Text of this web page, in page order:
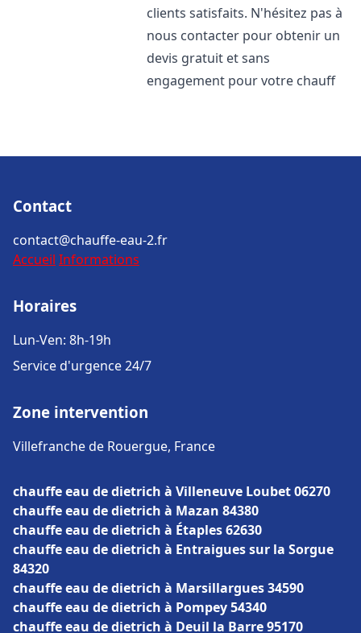
clients satisfaits. N'hésitez pas à
nous contacter pour obtenir un
devis gratuit et sans
engagement pour votre chauff
Contact
contact@chauffe-eau-2.fr
Accueil Informations
Horaires
Lun-Ven: 8h-19h
Service d'urgence 24/7
Zone intervention
Villefranche de Rouergue, France
chauffe eau de dietrich à Villeneuve Loubet 06270
chauffe eau de dietrich à Mazan 84380
chauffe eau de dietrich à Étaples 62630
chauffe eau de dietrich à Entraigues sur la Sorgue
84320
chauffe eau de dietrich à Marsillargues 34590
chauffe eau de dietrich à Pompey 54340
chauffe eau de dietrich à Deuil la Barre 95170